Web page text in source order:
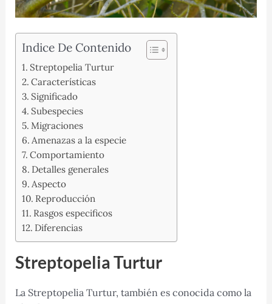
Indice De Contenido
Streptopelia Turtur
Características
Significado
Subespecies
Migraciones
Amenazas a la especie
Comportamiento
Detalles generales
Aspecto
Reproducción
Rasgos especificos
Diferencias
Streptopelia Turtur
La Streptopelia Turtur, también es conocida como la